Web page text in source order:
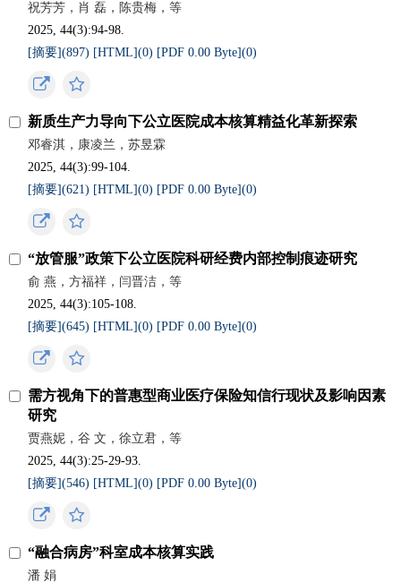
祝芳芳，肖 磊，陈贵梅，等
2025, 44(3):94-98.
[摘要](897) [HTML](0) [PDF 0.00 Byte](0)
新质生产力导向下公立医院成本核算精益化革新探索
邓睿淇，康凌兰，苏昱霖
2025, 44(3):99-104.
[摘要](621) [HTML](0) [PDF 0.00 Byte](0)
“放管服”政策下公立医院科研经费内部控制痕迹研究
俞 燕，方福祥，闫晋洁，等
2025, 44(3):105-108.
[摘要](645) [HTML](0) [PDF 0.00 Byte](0)
需方视角下的普惠型商业医疗保险知信行现状及影响因素
研究
贾燕妮，谷 文，徐立君，等
2025, 44(3):25-29-93.
[摘要](546) [HTML](0) [PDF 0.00 Byte](0)
“融合病房”科室成本核算实践
潘 娟